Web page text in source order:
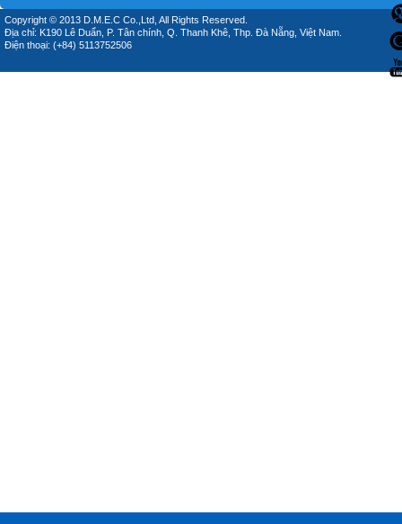
Copyright © 2013 D.M.E.C Co.,Ltd, All Rights Reserved.
Địa chỉ: K190 Lê Duẩn, P. Tân chính, Q. Thanh Khê, Thp. Đà Nẵng, Việt Nam.
Điện thoại: (+84) 5113752506